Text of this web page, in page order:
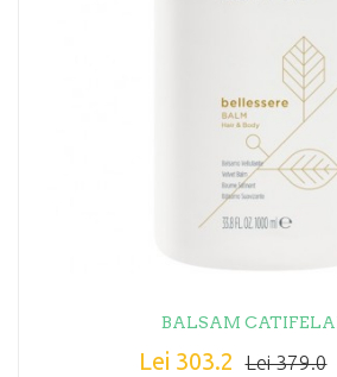
BALSAM
Lei 303.2 Lei 379.0